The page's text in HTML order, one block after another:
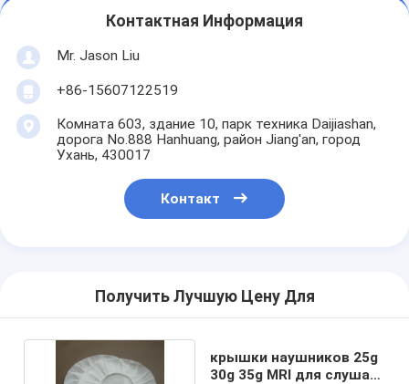
Контактная Информация
Mr. Jason Liu
+86-15607122519
Комната 603, здание 10, парк техника Daijiashan,
дорога No.888 Hanhuang, район Jiang'an, город
Ухань, 430017
Контакт
Получить Лучшую Цену Для
крышки наушников 25g
30g 35g MRI для слушая